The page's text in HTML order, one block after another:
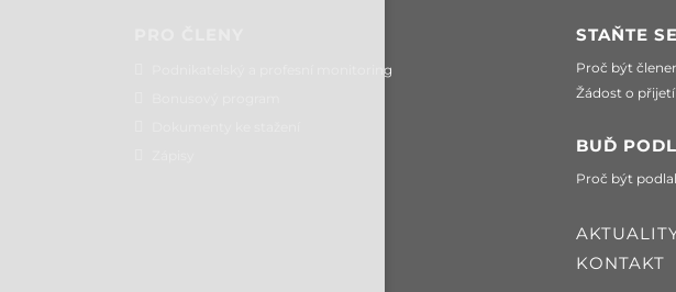
Podnikatelský a profesní monitoring
STAŇTE
Proč být
Žádost o přijetí
BUĎ
Proč být
KONTAKT